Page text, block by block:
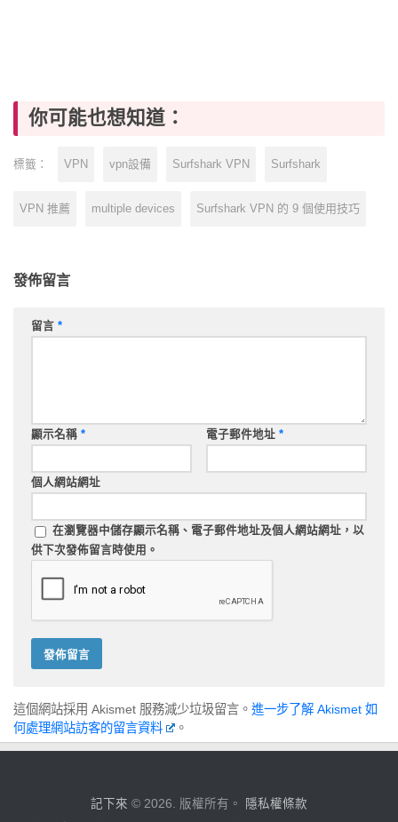
你可能也想知道：
標籤： VPN vpn設備 Surfshark VPN Surfshark
VPN 推薦 multiple devices Surfshark VPN 的 9 個使用技巧
發佈留言
留言 *
顯示名稱 * 電子郵件地址 *
個人網站網址
在瀏覽器中儲存顯示名稱、電子郵件地址及個人網站網址，以
供下次發佈留言時使用。
這個網站採用 Akismet 服務減少垃圾留言。 進一步了解 Akismet 如
何處理網站訪客的留言資料
。
記下來 © 2026. 版權所有。 隱私權條款